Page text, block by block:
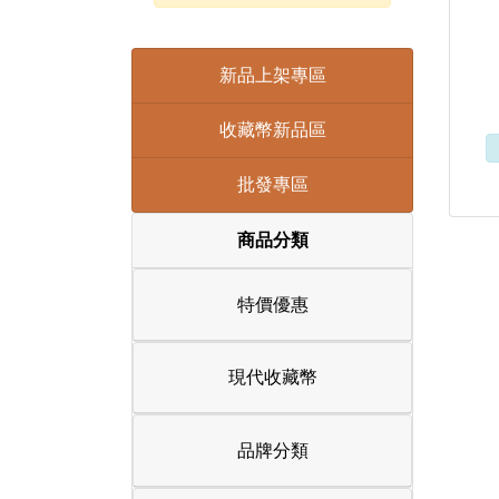
新品上架專區
收藏幣新品區
批發專區
商品分類
特價優惠
現代收藏幣
品牌分類